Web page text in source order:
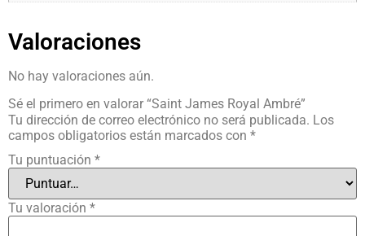
Valoraciones
No hay valoraciones aún.
Sé el primero en valorar “Saint James Royal Ambré”
Tu dirección de correo electrónico no será publicada. Los
campos obligatorios están marcados con *
Tu puntuación *
Tu valoración *